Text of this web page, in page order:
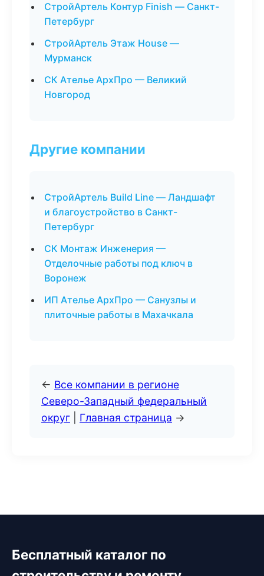
СтройАртель Контур Finish — Санкт-
Петербург
СтройАртель Этаж House —
Мурманск
СК Ателье АрхПро — Великий
Новгород
Другие компании
СтройАртель Build Line — Ландшафт
и благоустройство в Санкт-
Петербург
СК Монтаж Инженерия —
Отделочные работы под ключ в
Воронеж
ИП Ателье АрхПро — Санузлы и
плиточные работы в Махачкала
← Все компании в регионе
Северо-Западный федеральный
округ
Главная страница →
Бесплатный каталог по